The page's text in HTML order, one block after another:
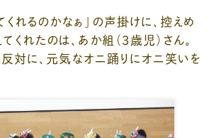
くれるのかなぁ」の声掛けに、控えめ
くれたのは、あか組（3歳児）さん。
対に、元気なオニ踊りにオニ笑いを